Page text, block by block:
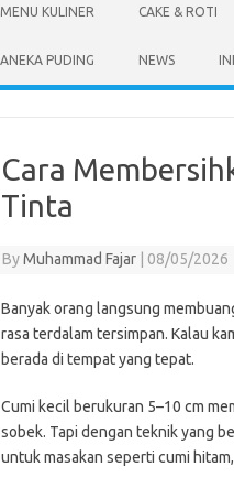
MENU KULINER CAKE & ROTI
ANEKA PUDING NEWS
Cara
Tinta
ByMuhammad Fajar | 08/05/2026
Banyak orang langsung
rasa terdalam tersimpan. Kalau
berada di tempat yang tepat.
Cumi kecil berukuran 5–10 cm
sobek. Tapi dengan teknik yang
untuk masakan seperti cumi